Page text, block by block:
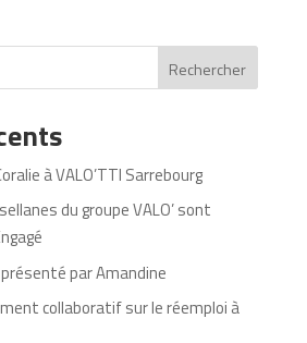
Rechercher
à VALO’TTI Sarrebourg
du groupe VALO’ sont
par Amandine
collaboratif sur le réemploi à